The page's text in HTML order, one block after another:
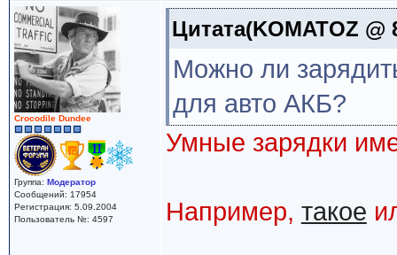
Crocodile Dundee
Группа: Модератор
Сообщений: 17954
Регистрация: 5.09.2004
Пользователь №: 4597
Цитата(KOMATOZ @
Можно ли
для авто АКБ?
Умные зарядки
Например, такое